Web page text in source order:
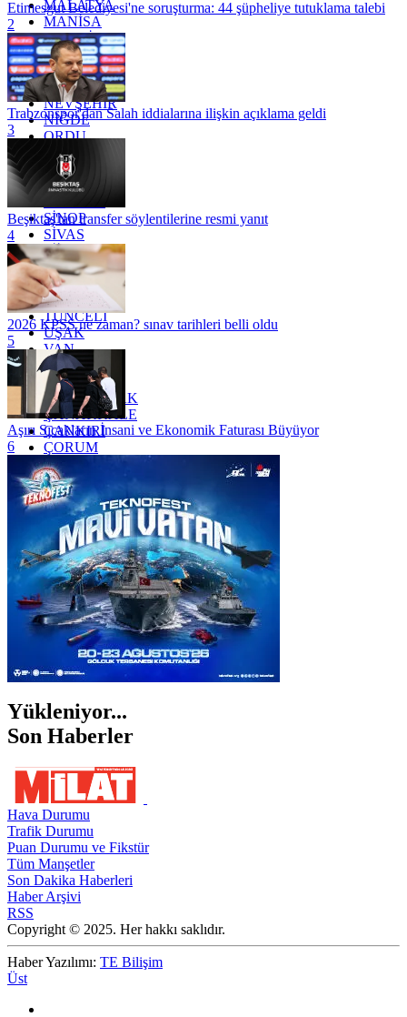
MALATYA
MANİSA
MARDİN
MERSİN
MUĞLA
MUŞ
NEVŞEHİR
NİĞDE
ORDU
OSMANİYE
RİZE
SAKARYA
SİNOP
SİVAS
SİİRT
TEKİRDAĞ
TOKAT
TRABZON
TUNCELİ
UŞAK
VAN
YALOVA
YOZGAT
ZONGULDAK
ÇANAKKALE
ÇANKIRI
ÇORUM
İSTANBUL
İZMİR
ŞANLIURFA
ŞIRNAK
Etimesgut Belediyesi'ne soruşturma: 44 şüpheliye tutuklama talebi
2
Trabzonspor'dan Salah iddialarına ilişkin açıklama geldi
3
Beşiktaş'tan transfer söylentilerine resmi yanıt
4
2026 KPSS ne zaman? sınav tarihleri belli oldu
5
Aşırı Sıcakların İnsani ve Ekonomik Faturası Büyüyor
6
Yükleniyor...
Son Haberler
Hava Durumu
Trafik Durumu
Puan Durumu ve Fikstür
Tüm Manşetler
Son Dakika Haberleri
Haber Arşivi
RSS
Copyright © 2025. Her hakkı saklıdır.
Haber Yazılımı: TE Bilişim
Üst